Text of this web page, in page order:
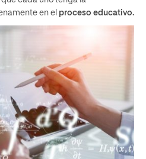
en el proceso educativo.